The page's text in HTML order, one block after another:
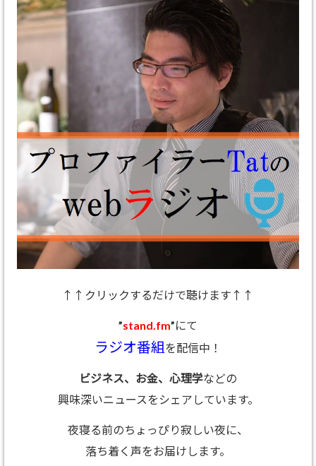
↑↑クリックするだけで聴けます↑↑
”stand.fm”にて
ラジオ番組を配信中！
ビジネス、お金、心理学などの
興味深いニュースをシェアしています。
夜寝る前のちょっぴり寂しい夜に、
落ち着く声をお届けします。